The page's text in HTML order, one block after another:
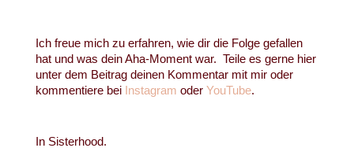
Ich freue mich zu erfahren, wie dir die Folge gefallen
hat und was dein Aha-Moment war. Teile es gerne hier
unter dem Beitrag deinen Kommentar mit mir oder
kommentiere bei Instagram oder YouTube.
In Sisterhood.